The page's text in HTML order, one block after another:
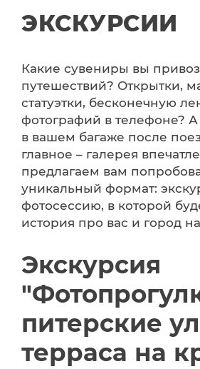
ЭКСКУРСИИ
Какие сувениры вы
путешествий? Открытки,
статуэтки, бесконечную
фотографий в телефоне? А
в вашем багаже после
главное – галерея
предлагаем вам
уникальный формат:
фотосессию, в которой
история про вас и город
Экскурсия
питерские
терраса на